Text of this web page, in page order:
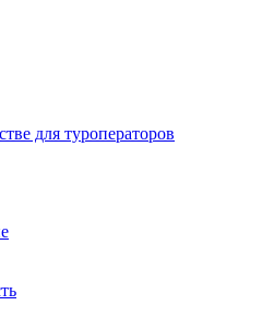
для туроператоров